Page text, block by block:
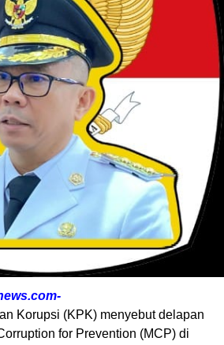
Korupsi (KPK) menyebut delapan
for Prevention (MCP) di